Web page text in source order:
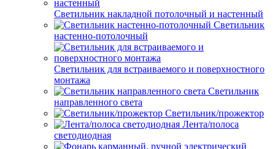
Светильник накладной потолочный и настенный
Светильник
настенно-потолочный
Светильник для встраиваемого и поверхностного
монтажа
Светильник
направленного света
Светильник/прожектор
Лента/полоса
светодиодная